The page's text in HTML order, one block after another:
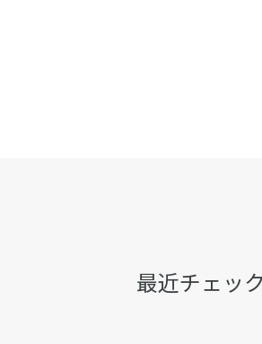
最近チェッ